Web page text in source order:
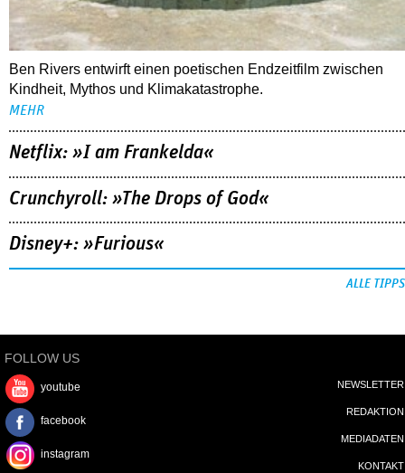
Ben Rivers entwirft einen poetischen Endzeitfilm zwischen
Kindheit, Mythos und Klimakatastrophe.
MEHR
Netflix: »I am Frankelda«
Crunchyroll: »The Drops of God«
Disney+: »Furious«
ALLE TIPPS
FOLLOW US
youtube
facebook
instagram
NEWSLETTER
REDAKTION
MEDIADATEN
KONTAKT